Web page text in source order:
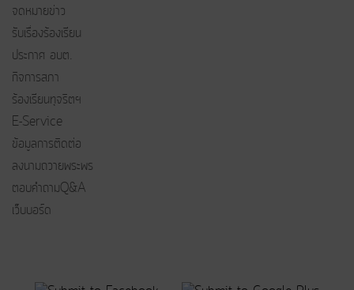
จดหมายข่าว
รับเรื่องร้องเรียน
ประกาศ อบต.
กิจการสภา
ร้องเรียนทุจริตฯ
E-Service
ข้อมูลการติดต่อ
ลงนามถวายพระพร
ตอบคำถามQ&A
เว็บบอร์ด